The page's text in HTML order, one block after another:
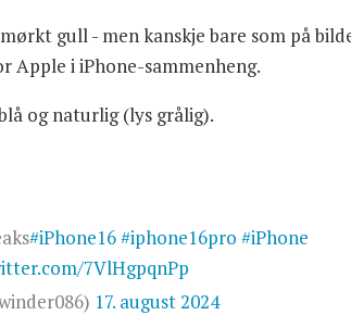
gull - men kanskje bare som på
i iPhone-sammenheng.
og naturlig (lys grålig).
#iPhone16#iphone16pro #iPhone
7VlHgpqnPp
17. august 2024